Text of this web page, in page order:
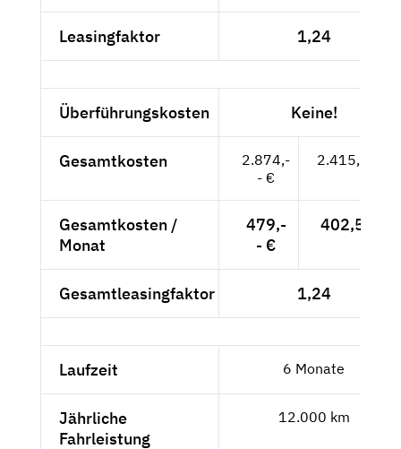
Leasingfaktor 1,24
Überführungskosten Keine!
Gesamtkosten
2.874,-
- €
2.415,13 €
Gesamtkosten /
Monat
479,-
- €
402,52 €
Gesamtleasingfaktor 1,24
Laufzeit 6 Monate
Jährliche
Fahrleistung
12.000 km